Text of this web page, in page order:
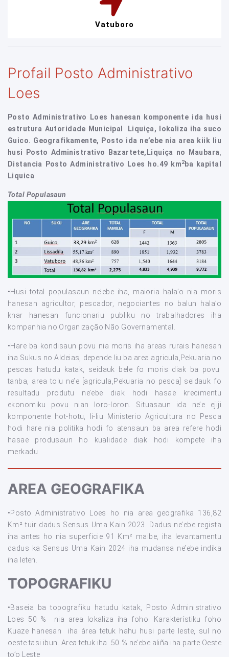
Vatuboro
Profail Posto Administrativo
Loes
Posto Administrativo Loes hanesan komponente ida husi
estrutura Autoridade Municipal Liquiça, lokaliza iha suco
Guico. Geografikamente, Posto ida ne’ebe nia area kiik liu
husi Posto Administrativo Bazartete,Liquiça no Maubara,
Distancia Posto Administrativo Loes ho.49 km2 ba kapital
Liquica
Total Populasaun
•Husi total populasaun ne’ebe iha, maioria hala’o nia moris
hanesan agricultor, pescador, negociantes no balun hala’o
knar hanesan funcionariu publiku no trabalhadores iha
kompanhia no Organização Não Governamental.
•Hare ba kondisaun povu nia moris iha areas rurais hanesan
iha Sukus no Aldeias, depende liu ba area agricula,Pekuaria no
pescas hatudu katak, seidauk bele fo moris diak ba povu
tanba, area tolu ne’e [agricula,Pekuaria no pesca] seidauk fo
resultadu produtu ne’ebe diak hodi hasae krecimentu
ekonomiku povu nian loro-loron. Situasaun ida ne’e ejiji
komponente hot-hotu, li-liu Ministerio Agricultura no Pesca
hodi hare nia politika hodi fo atensaun ba area refere hodi
hasae produsaun ho kualidade diak hodi kompete iha
merkadu
AREA GEOGRAFIKA
•Posto Administrativo Loes ho nia area geografika 136,82
Km² tuir dadus Sensus Uma Kain 2023. Dadus ne’ebe regista
iha antes ho nia superficie 91 Km² maibe, iha levantamentu
dadus ka Sensus Uma Kain 2024 iha mudansa ne’ebe indika
iha leten.
TOPOGRAFIKU
•Baseia ba topografiku hatudu katak, Posto Administrativo
Loes 50 % nia area lokaliza iha foho. Karakterístiku foho
Kuaze hanesan iha área tetuk hahu husi parte leste, sul no
oeste tasi ibun. Area tetuk iha 50 % ne’ebe aliña iha parte Oeste
to’o Leste